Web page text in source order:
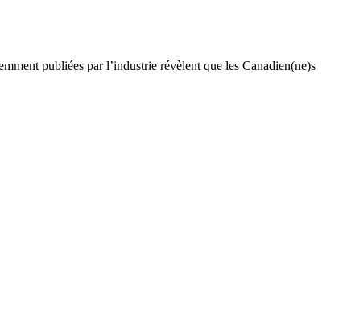
publiées par l’industrie révèlent que les Canadien(ne)s